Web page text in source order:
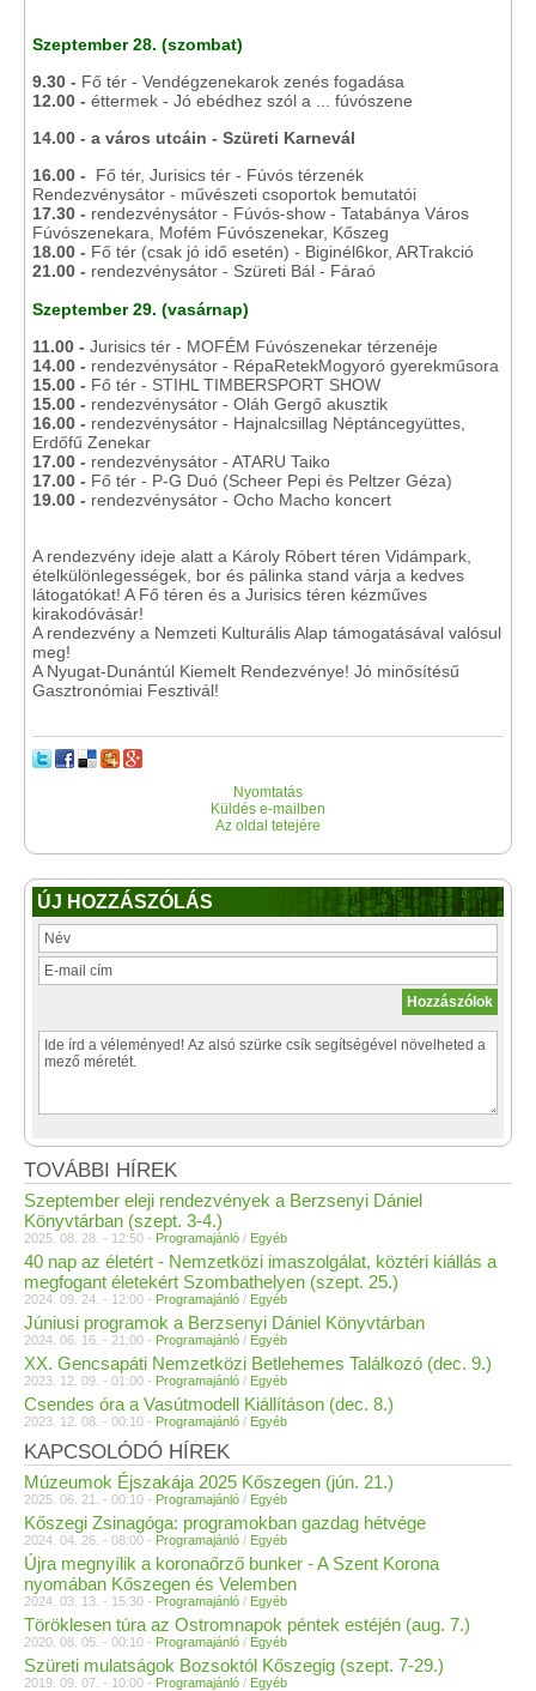
Szeptember 28. (szombat)
9.30 - Fő tér - Vendégzenekarok zenés fogadása
12.00 - éttermek - Jó ebédhez szól a ... fúvószene
14.00 - a város utcáin - Szüreti Karnevál
16.00 -
Fő tér, Jurisics tér - Fúvós térzenék
Rendezvénysátor - művészeti csoportok bemutatói
17.30 - rendezvénysátor - Fúvós-show - Tatabánya Város
Fúvószenekara, Mofém Fúvószenekar, Kőszeg
18.00 - Fő tér (csak jó idő esetén) - Biginél6kor, ARTrakció
21.00 - rendezvénysátor - Szüreti Bál - Fáraó
Szeptember 29. (vasárnap)
11.00 - Jurisics tér - MOFÉM Fúvószenekar térzenéje
14.00 - rendezvénysátor - RépaRetekMogyoró gyerekműsora
15.00 - Fő tér - STIHL TIMBERSPORT SHOW
15.00 - rendezvénysátor - Oláh Gergő akusztik
16.00 - rendezvénysátor - Hajnalcsillag Néptáncegyüttes,
Erdőfű Zenekar
17.00 - rendezvénysátor - ATARU Taiko
17.00 - Fő tér - P-G Duó (Scheer Pepi és Peltzer Géza)
19.00 - rendezvénysátor - Ocho Macho koncert
A rendezvény ideje alatt a Károly Róbert téren Vidámpark,
ételkülönlegességek, bor és pálinka stand várja a kedves
látogatókat! A Fő téren és a Jurisics téren kézműves
kirakodóvásár!
A rendezvény a Nemzeti Kulturális Alap támogatásával valósul
meg!
A Nyugat-Dunántúl Kiemelt Rendezvénye! Jó minősítésű
Gasztronómiai Fesztivál!
Nyomtatás
Küldés e-mailben
Az oldal tetejére
ÚJ HOZZÁSZÓLÁS
TOVÁBBI HÍREK
Szeptember eleji rendezvények a Berzsenyi Dániel
Könyvtárban (szept. 3-4.)
2025. 08. 28. - 12:50 - Programajánló / Egyéb
40 nap az életért - Nemzetközi imaszolgálat, köztéri kiállás a
megfogant életekért Szombathelyen (szept. 25.)
2024. 09. 24. - 12:00 - Programajánló / Egyéb
Júniusi programok a Berzsenyi Dániel Könyvtárban
2024. 06. 16. - 21:00 - Programajánló / Egyéb
XX. Gencsapáti Nemzetközi Betlehemes Találkozó (dec. 9.)
2023. 12. 09. - 01:00 - Programajánló / Egyéb
Csendes óra a Vasútmodell Kiállításon (dec. 8.)
2023. 12. 08. - 00:10 - Programajánló / Egyéb
KAPCSOLÓDÓ HÍREK
Múzeumok Éjszakája 2025 Kőszegen (jún. 21.)
2025. 06. 21. - 00:10 - Programajánló / Egyéb
Kőszegi Zsinagóga: programokban gazdag hétvége
2024. 04. 26. - 08:00 - Programajánló / Egyéb
Újra megnyílik a koronaőrző bunker - A Szent Korona
nyomában Kőszegen és Velemben
2024. 03. 13. - 15:30 - Programajánló / Egyéb
Töröklesen túra az Ostromnapok péntek estéjén (aug. 7.)
2020. 08. 05. - 00:10 - Programajánló / Egyéb
Szüreti mulatságok Bozsoktól Kőszegig (szept. 7-29.)
2019. 09. 07. - 10:00 - Programajánló / Egyéb